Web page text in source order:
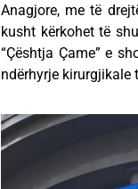
Anagjore, me të
kusht kërkohet të
“Çështja Çame” e
ndërhyrje kirurgjikale